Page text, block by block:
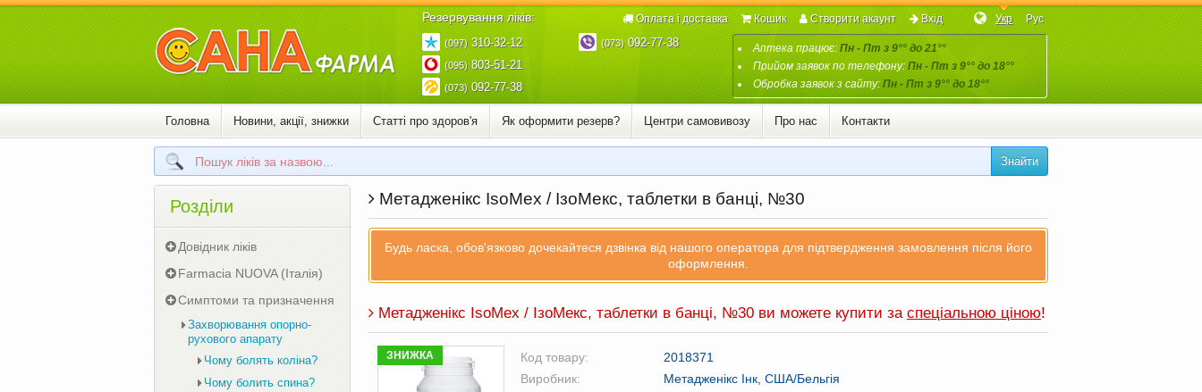
Резервування ліків:
(097)310-32-12
(095)803-51-21
(073)092-77-38
(073)092-77-38 Аптека працює:Пн - Пт з 9°° до 21°°
Прийом заявок по телефону:Пн - Пт з 9°° до 18°°
Обробка заявок з сайту:Пн - Пт з 9°° до 18°°
Укр Рус
Оплата і доставка Кошик Створити акаунт Вхід
Головна Новини, акції, знижки Статті про здоров'я Як оформити резерв? Центри самовивозу Про нас Контакти
Знайти
Метадженікс IsoMex / ІзоМекс, таблетки в банці, №30
Будь ласка, обов'язково дочекайтеся дзвінка від нашого оператора для підтвердження замовлення після його
оформлення.
Метадженікс IsoMex / ІзоМекс, таблетки в банці, №30 ви можете купити за спеціальною ціною!
ЗНИЖКА Код товару:
2018371
Виробник:
Метадженікс Інк, США/Бельгія
Розділи
Довідник ліків
Farmacia NUOVA (Італія)
Симптоми та призначення
Захворювання опорно-
рухового апарату
Чому болять коліна?
Чому болить спина?